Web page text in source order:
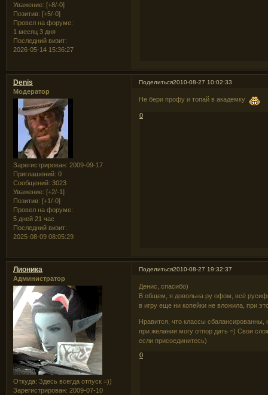
Уважение: [+8/-0]
Позитив: [+5/-0]
Провел на форуме:
1 месяц 3 дня
Последний визит:
2026-05-14 15:36:27
Поделиться2010-08-27 10:02:33
Denis
Модератор
Зарегистрирован: 2009-09-17
Приглашений: 0
Сообщений: 3023
Уважение: [+2/-1]
Позитив: [+1/-0]
Провел на форуме:
5 дней 21 час
Последний визит:
2025-08-09 08:05:29
Не бери профу и топай в академку
0
Поделиться2010-08-27 19:32:37
Лионика
Администратор
Откуда: Здесь всегда отпуск =))
Зарегистрирован: 2009-07-10
Денис, спасибо)
В общем, я довольна ру офом, всё
в игру еще ни копейки не вложила, при
Нравится, что классы сбалансированны,
при желании могу отпор дать =) Свои
если присоединитесь)
0